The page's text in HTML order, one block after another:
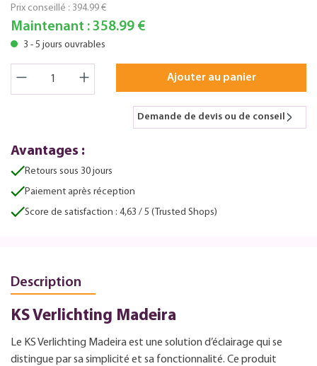
Prix conseillé : 394.99 €
Maintenant : 358.99 €
3 - 5 jours ouvrables
Ajouter au panier
Demande de devis ou de conseil
Avantages :
Retours sous 30 jours
Paiement après réception
Score de satisfaction : 4,63 / 5 (Trusted Shops)
Description
KS Verlichting Madeira
Le KS Verlichting Madeira est une solution d’éclairage qui se
distingue par sa simplicité et sa fonctionnalité. Ce produit